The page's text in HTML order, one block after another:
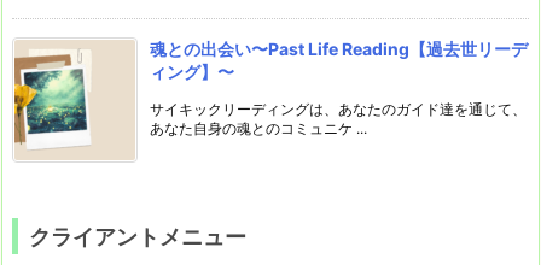
魂との出会い〜Past Life Reading【過去世リーデ
ィング】〜
サイキックリーディングは、あなたのガイド達を通じて、
あなた自身の魂とのコミュニケ ...
クライアントメニュー